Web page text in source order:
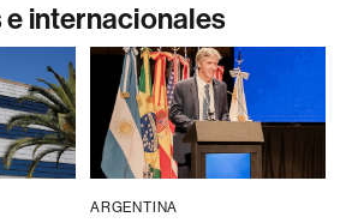
internacionales
ARGENTINA